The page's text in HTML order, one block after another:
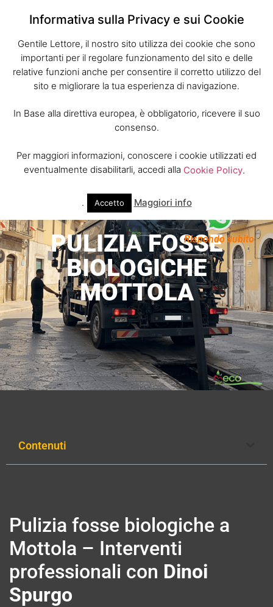
PULIZIA FOSSE
BIOLOGICHE
MOTTOLA
Contenuti
Pulizia fosse biologiche a
Mottola – Interventi
professionali con Dinoi
Spurgo
Rispondo subito
Informativa sulla Privacy e sui Cookie
Gentile Lettore, il nostro sito utilizza dei cookie che sono
importanti per il regolare funzionamento del sito e delle
relative funzioni anche per consentire il corretto utilizzo del
sito e migliorare la tua esperienza di navigazione.
In Base alla direttiva europea, è obbligatorio, ricevere il suo
consenso.
Per maggiori informazioni, conoscere i cookie utilizzati ed
eventualmente disabilitarli, accedi alla Cookie Policy.
. Accetto Maggiori info